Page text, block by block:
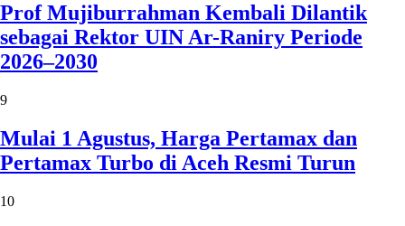
Prof Mujiburrahman Kembali Dilantik
sebagai Rektor UIN Ar-Raniry Periode
2026–2030
9
Mulai 1 Agustus, Harga Pertamax dan
Pertamax Turbo di Aceh Resmi Turun
10